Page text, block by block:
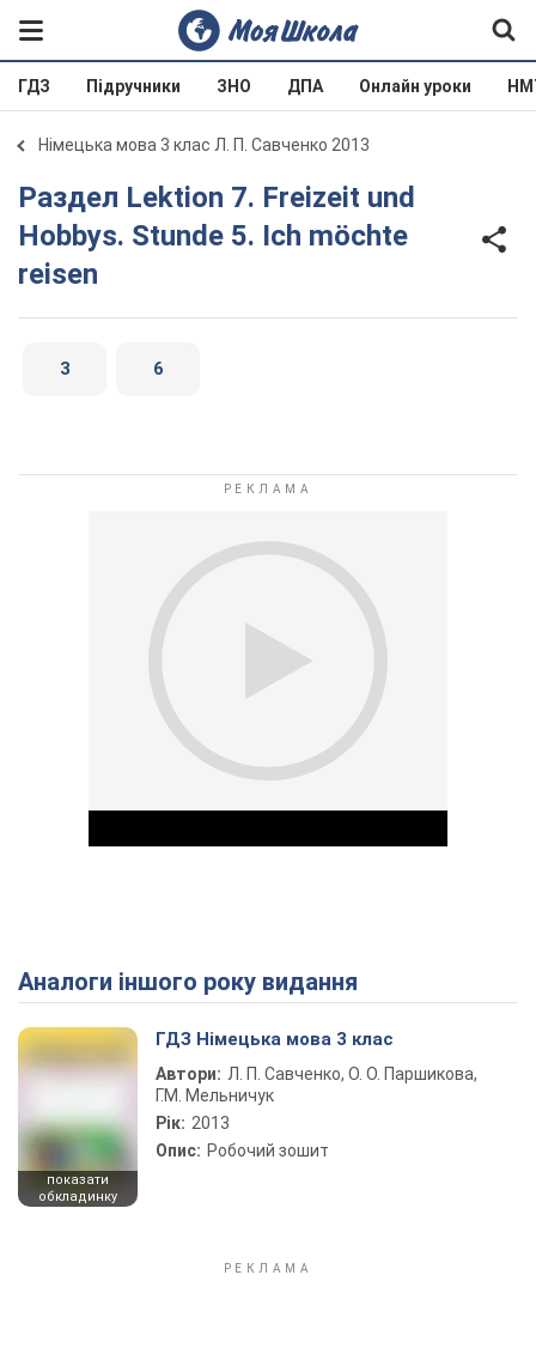
ГДЗ Підручники ЗНО ДПА Онлайн уроки
Німецька мова 3 клас Л. П. Савченко 2013
Раздел Lektion 7. Freizeit und
Hobbys. Stunde 5. Ich möchte
reisen
3 6
Play Video
Аналоги іншого року видання
показати
обкладинку
ГДЗ Німецька мова 3 клас
Автори: Л. П. Савченко, О. О. Паршикова,
Г.М. Мельничук
Рік: 2013
Опис: Робочий зошит